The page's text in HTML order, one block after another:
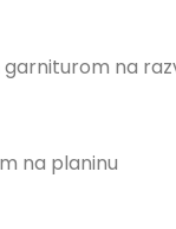
na
na planinu